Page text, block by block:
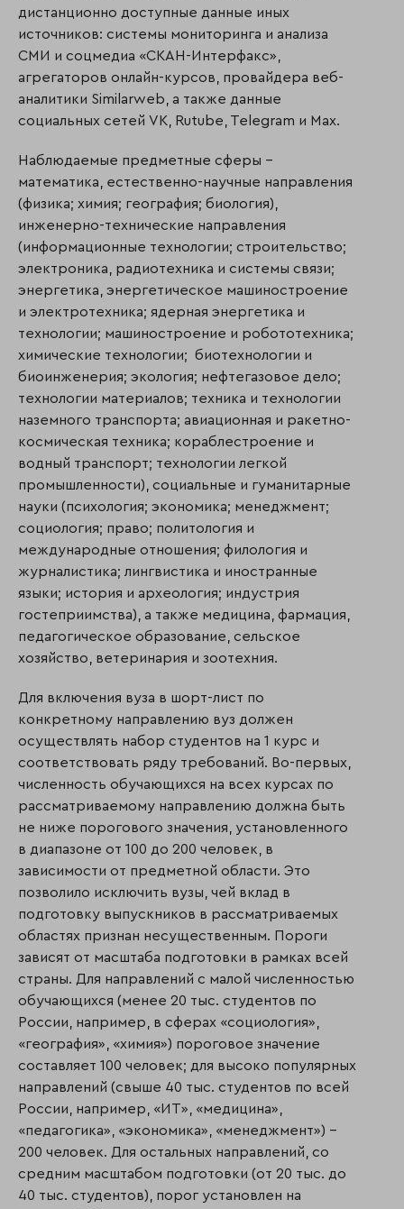
дистанционно доступные данные иных
источников: системы мониторинга и анализа
СМИ и соцмедиа «СКАН-Интерфакс»,
агрегаторов онлайн-курсов, провайдера веб-
аналитики Similarweb, а также данные
социальных сетей VK, Rutube, Telegram и Mах.
Наблюдаемые предметные сферы –
математика, естественно-научные направления
(физика; химия; география; биология),
инженерно-технические направления
(информационные технологии; строительство;
электроника, радиотехника и системы связи;
энергетика, энергетическое машиностроение
и электротехника; ядерная энергетика и
технологии; машиностроение и робототехника;
химические технологии; биотехнологии и
биоинженерия; экология; нефтегазовое дело;
технологии материалов; техника и технологии
наземного транспорта; авиационная и ракетно-
космическая техника; кораблестроение и
водный транспорт; технологии легкой
промышленности), социальные и гуманитарные
науки (психология; экономика; менеджмент;
социология; право; политология и
международные отношения; филология и
журналистика; лингвистика и иностранные
языки; история и археология; индустрия
гостеприимства), а также медицина, фармация,
педагогическое образование, сельское
хозяйство, ветеринария и зоотехния.
Для включения вуза в шорт-лист по
конкретному направлению вуз должен
осуществлять набор студентов на 1 курс и
соответствовать ряду требований. Во-первых,
численность обучающихся на всех курсах по
рассматриваемому направлению должна быть
не ниже порогового значения, установленного
в диапазоне от 100 до 200 человек, в
зависимости от предметной области. Это
позволило исключить вузы, чей вклад в
подготовку выпускников в рассматриваемых
областях признан несущественным. Пороги
зависят от масштаба подготовки в рамках всей
страны. Для направлений с малой численностью
обучающихся (менее 20 тыс. студентов по
России, например, в сферах «социология»,
«география», «химия») пороговое значение
составляет 100 человек; для высоко популярных
направлений (свыше 40 тыс. студентов по всей
России, например, «ИТ», «медицина»,
«педагогика», «экономика», «менеджмент») –
200 человек. Для остальных направлений, со
средним масштабом подготовки (от 20 тыс. до
40 тыс. студентов), порог установлен на